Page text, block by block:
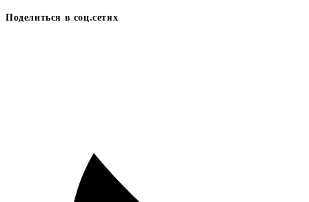
Поделиться в соц.сетях